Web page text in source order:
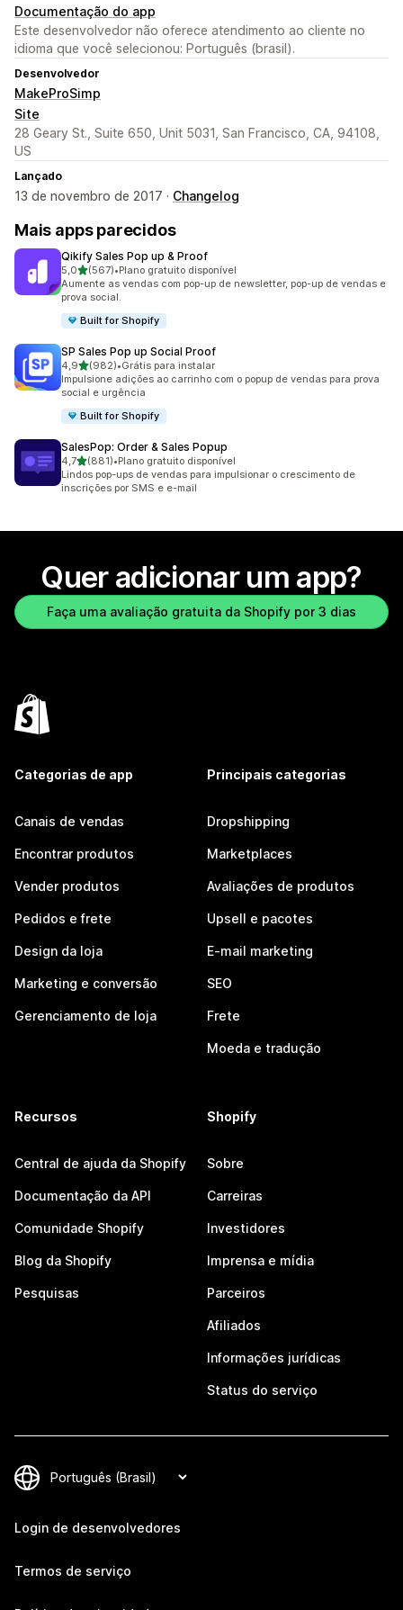
Documentação do app
Este desenvolvedor não oferece atendimento ao cliente no
idioma que você selecionou: Português (brasil).
Desenvolvedor
MakeProSimp
Site
28 Geary St., Suite 650, Unit 5031, San Francisco, CA, 94108,
US
Lançado
13 de novembro de 2017 · Changelog
Mais apps parecidos
Qikify Sales Pop up & Proof
5,0de 5 estrelas
(567)
567 avaliações ao todo
•Plano gratuito disponível
Aumente as vendas com pop-up de newsletter, pop-up de vendas e
prova social.
Built for Shopify
SP Sales Pop up Social Proof
4,9de 5 estrelas
(982)
982 avaliações ao todo
•Grátis para instalar
Impulsione adições ao carrinho com o popup de vendas para prova
social e urgência
Built for Shopify
SalesPop: Order & Sales Popup
4,7de 5 estrelas
(881)
881 avaliações ao todo
•Plano gratuito disponível
Lindos pop-ups de vendas para impulsionar o crescimento de
inscrições por SMS e e-mail
Quer adicionar um app?
Faça uma avaliação gratuita da Shopify por 3 dias
Categorias de app
Canais de vendas
Encontrar produtos
Vender produtos
Pedidos e frete
Design da loja
Marketing e conversão
Gerenciamento de loja
Principais categorias
Dropshipping
Marketplaces
Avaliações de produtos
Upsell e pacotes
E-mail marketing
SEO
Frete
Moeda e tradução
Recursos
Central de ajuda da Shopify
Documentação da API
Comunidade Shopify
Blog da Shopify
Pesquisas
Shopify
Sobre
Carreiras
Investidores
Imprensa e mídia
Parceiros
Afiliados
Informações jurídicas
Status do serviço
Login de desenvolvedores
Termos de serviço